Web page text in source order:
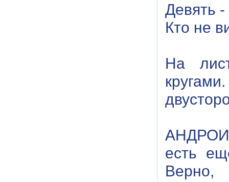
Девять
Кто не
На
есть
Верно,